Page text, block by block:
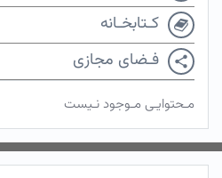
کـتابخـانه
فـضای مجازی
مـحتوایـی مـوجود نـیست